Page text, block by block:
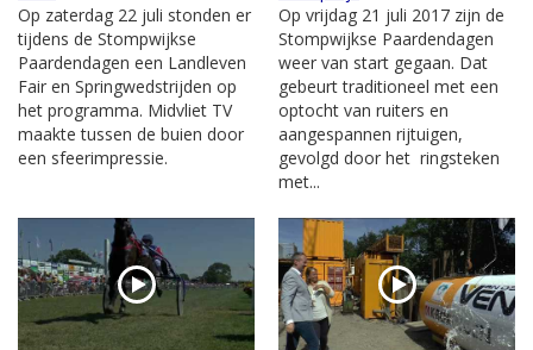
Op zaterdag 22 juli stonden er
tijdens de Stompwijkse
Paardendagen een Landleven
Fair en Springwedstrijden op
het programma. Midvliet TV
maakte tussen de buien door
een sfeerimpressie.
Op vrijdag 21 juli 2017 zijn de
Stompwijkse Paardendagen
weer van start gegaan. Dat
gebeurt traditioneel met een
optocht van ruiters en
aangespannen rijtuigen,
gevolgd door het ringsteken
met...